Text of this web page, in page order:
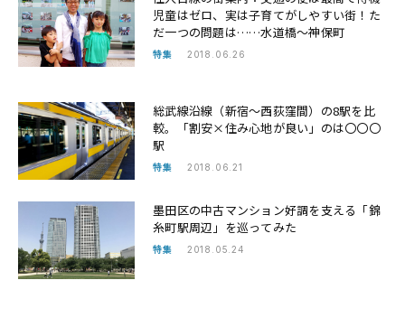
児童はゼロ、実は子育てがしやすい街！た
だ一つの問題は……水道橋～神保町
特集 2018.06.26
総武線沿線（新宿～西荻窪間）の8駅を比
較。「割安×住み心地が良い」のは〇〇〇
駅
特集 2018.06.21
墨田区の中古マンション好調を支える「錦
糸町駅周辺」を巡ってみた
特集 2018.05.24